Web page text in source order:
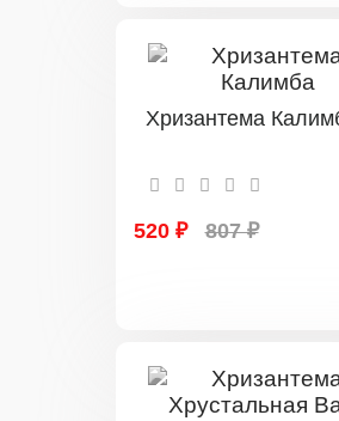
Хризантема
520 ₽ 807 ₽